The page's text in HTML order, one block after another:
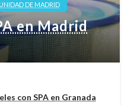
DE MADRID
en Madrid
con SPA en Granada